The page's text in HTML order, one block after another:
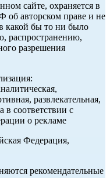
сайте, охраняется в
об авторском праве и не
какой бы то ни было
распространению,
разрешения
развлекательная,
в соответствии с
о рекламе
Федерация,
рекомендательные